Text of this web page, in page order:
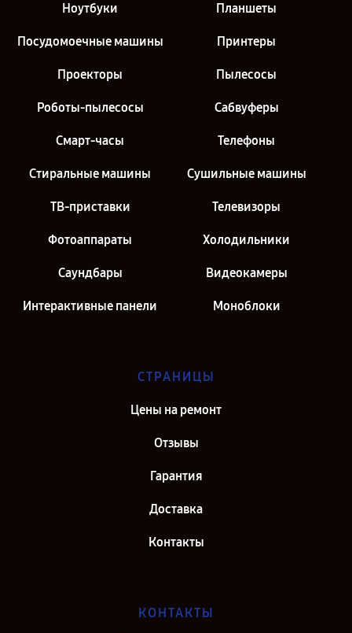
Ноутбуки Планшеты
Посудомоечные машины Принтеры
Проекторы Пылесосы
Роботы-пылесосы Сабвуферы
Смарт-часы Телефоны
Стиральные машины Сушильные машины
ТВ-приставки Телевизоры
Фотоаппараты Холодильники
Саундбары Видеокамеры
Интерактивные панели Моноблоки
СТРАНИЦЫ
Цены на ремонт
Отзывы
Гарантия
Доставка
Контакты
КОНТАКТЫ